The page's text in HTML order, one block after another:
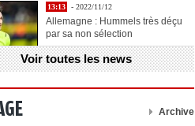
13:13 - 2022/11/12
Allemagne : Hummels très déçu
par sa non sélection
13:11 - 2022/11/12
Henry explique la chose qu'il
Voir toutes les news
Archive